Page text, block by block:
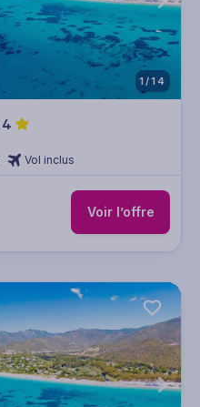
1/14
4
Vol inclus
Voir l’offre